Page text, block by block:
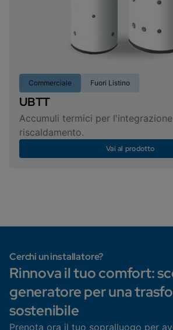
Commerciale Fuori Listino
UBTT
Accumuli termici per
riscaldamento.
Vai al prodotto
Cerchi un installatore?
Rinnova il tuo comfort:
generatore per una
sostenibile
Prenota ora il tuo sopralluogo per